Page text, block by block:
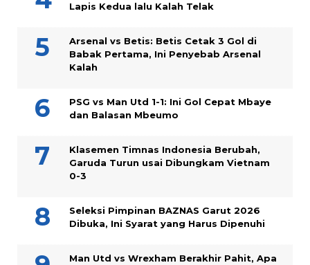
Lapis Kedua lalu Kalah Telak
Arsenal vs Betis: Betis Cetak 3 Gol di
Babak Pertama, Ini Penyebab Arsenal
Kalah
PSG vs Man Utd 1-1: Ini Gol Cepat Mbaye
dan Balasan Mbeumo
Klasemen Timnas Indonesia Berubah,
Garuda Turun usai Dibungkam Vietnam
0-3
Seleksi Pimpinan BAZNAS Garut 2026
Dibuka, Ini Syarat yang Harus Dipenuhi
Man Utd vs Wrexham Berakhir Pahit, Apa